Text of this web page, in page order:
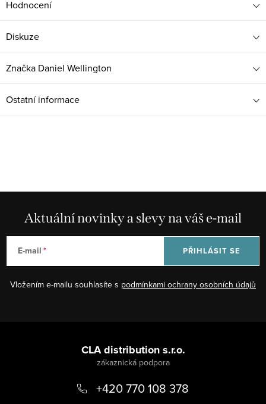
Hodnocení
Diskuze
Značka Daniel Wellington
Ostatní informace
Aktuální novinky a slevy na váš e-mail
E-mail
Vložením e-mailu souhlasíte s podmínkami ochrany osobních údajů
PŘIHLÁSIT SE
CLA distribution s.r.o.
+420 770 108 378